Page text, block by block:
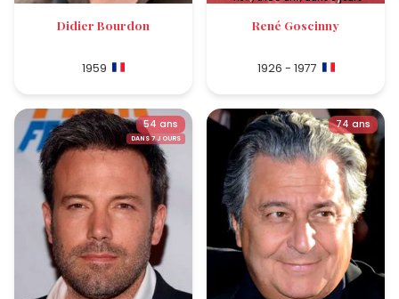
Didier Bourdon
1959
René Goscinny
1926 - 1977
54 ans
DANS 7 JOURS
74 ans